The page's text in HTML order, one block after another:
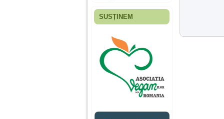
Fiica mea s-a nascut
ani, privind in urma
realizez cat de multe
greseli am facut in
educatia si cresterea
ei, am fost o mama
egoista, preocupata
de implinirea
profesionala, cand ea
era mica am neglijat-
agresiva, orice
SUSȚINEM